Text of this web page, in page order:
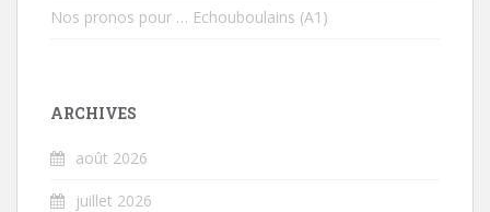
Nos pronos pour … Echouboulains (A1)
ARCHIVES
août 2026
juillet 2026